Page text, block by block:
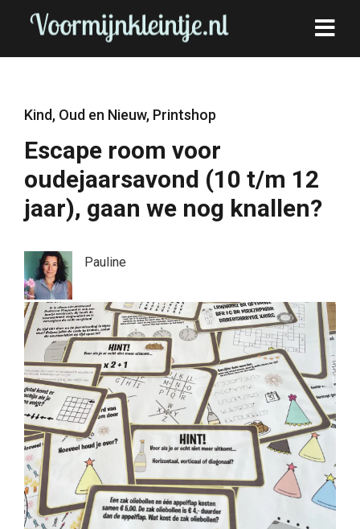
Kind, Oud en Nieuw, Printshop
Escape room voor
oudejaarsavond (10 t/m 12
jaar), gaan we nog knallen?
Pauline